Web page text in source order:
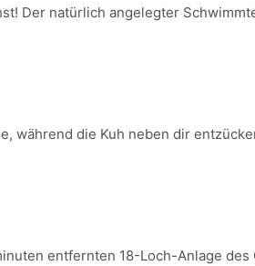
Der natürlich angelegter
während die Kuh neben dir
entfernten 18-Loch-Anlage des